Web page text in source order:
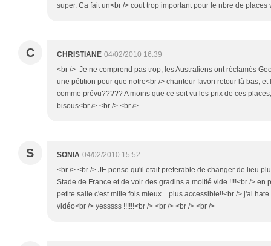
super. Ca fait un<br /> cout trop important pour le nbre de places
C CHRISTIANE 04/02/2010 16:39
<br /> Je ne comprend pas trop, les Australiens ont réclamés
une pétition pour que notre<br /> chanteur favori retour là bas,
comme prévu????? A moins que ce soit vu les prix de ces
bisous<br /> <br /> <br />
S SONIA 04/02/2010 15:52
<br /> <br /> JE pense qu'il etait preferable de changer de lieu
Stade de France et de voir des gradins a moitié vide !!!!<br /> en
petite salle c'est mille fois mieux ...plus accessible!!<br /> j'ai
vidéo<br /> yesssss !!!!!!<br /> <br /> <br /> <br />